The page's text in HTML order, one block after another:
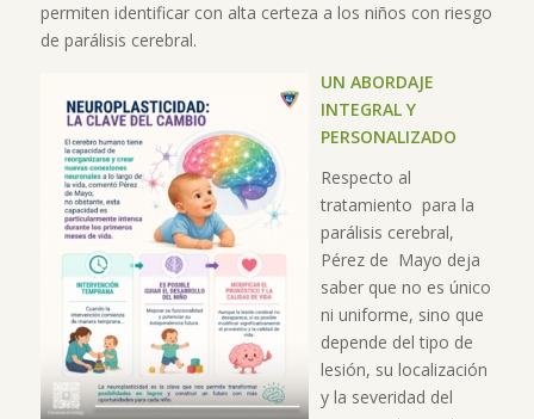
permiten identificar con alta certeza a los niños con riesgo
de parálisis cerebral.
UN ABORDAJE
INTEGRAL Y
PERSONALIZADO
Respecto al
tratamiento para la
parálisis cerebral,
Pérez de Mayo deja
saber que no es único
ni uniforme, sino que
depende del tipo de
lesión, su localización
y la severidad del